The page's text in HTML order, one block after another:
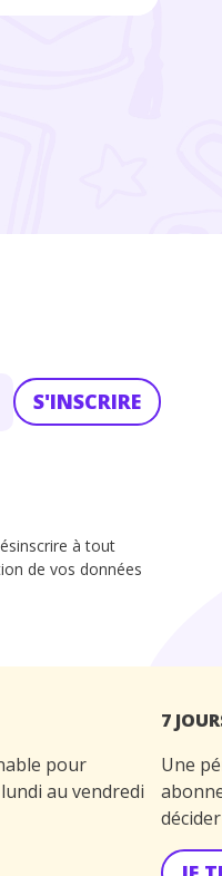
S'INSCRIRE
à tout
de vos données
pour
au vendredi
7
Une
décider